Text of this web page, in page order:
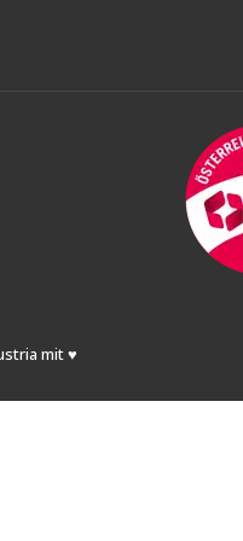
mit ♥